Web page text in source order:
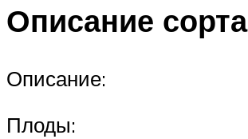
Описание сорта
Описание:
Плоды: